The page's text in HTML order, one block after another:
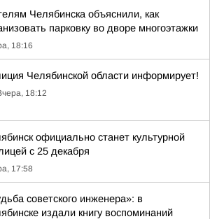
Челябинска объяснили, как
парковку во дворе многоэтажки
18:16
Челябинской области информирует!
18:12
официально станет культурной
с 25 декабря
17:58
советского инженера»: в
издали книгу воспоминаний